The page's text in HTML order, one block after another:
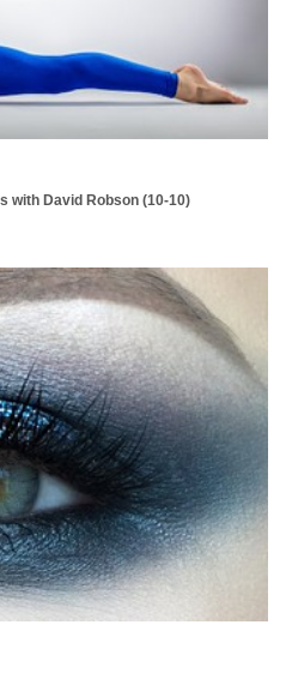
with David Robson (10-10)